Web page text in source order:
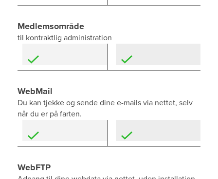
Medlemsområde
til kontraktlig administration
WebMail
Du kan tjekke og sende dine e-mails via nettet, selv
når du er på farten.
WebFTP